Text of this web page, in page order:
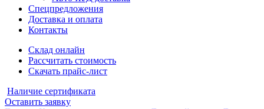
Спецпредложения
Доставка и оплата
Контакты
Склад онлайн
Рассчитать стоимость
Скачать прайс-лист
Наличие сертификата
Оставить заявку